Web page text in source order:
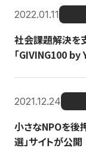
2022.01.11
社会課題解決を
「GIVING100 by
2021.12.24
小さなNPOを後
選」サイトが公開